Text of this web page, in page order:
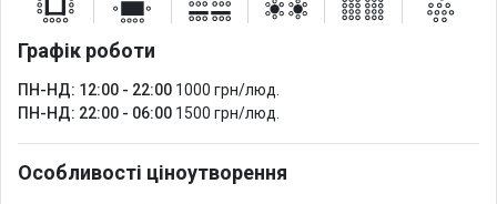
Графік роботи
ПН-НД: 12:00 - 22:00 1000 грн/люд.
ПН-НД: 22:00 - 06:00 1500 грн/люд.
Особливості ціноутворення